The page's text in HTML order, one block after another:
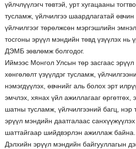
үйлчлүүлэгч төвтэй, урт хугацааны
тусламж, үйлчилгээ шаардлагатай
үйлчилгээг төрөлжсөн мэргэшлийн
тосгоны эрүүл мэндийн төвд үзүүлэх нь
ДЭМБ зөвлөмж болгодог.
Иймээс Монгол Улсын төр засгаас
хөнгөлөлт үзүүлдэг тусламж,
нэмэгдүүлэх, өвчнийг аль болох эрт
эмчлэх, хянах үйл ажиллагааг өргөтгөх,
шатны тусламж, үйлчилгээний багц, нэр
эрүүл мэндийн даатгалаас
шаттайгаар шийдвэрлэн ажиллаж байна.
Дэлхийн эрүүл мэндийн байгууллагын